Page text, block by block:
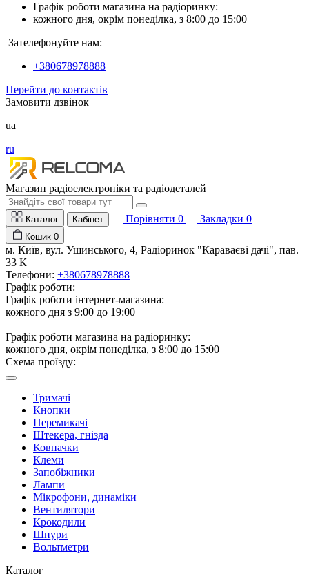
Графік роботи магазина на радіоринку:
кожного дня, окрім понеділка, з 8:00 до 15:00
Зателефонуйте нам:
+380678978888
Перейти до контактів
Замовити дзвінок
ua
ru
Магазин радіоелектроніки та радіодеталей
Каталог Кабінет Порівняти 0 Закладки 0
Кошик 0
м. Київ, вул. Ушинського, 4, Радіоринок "Караваєві дачі", пав.
33 К
Телефони: +380678978888
Графік роботи:
Графік роботи інтернет-магазина:
кожного дня з 9:00 до 19:00
Графік роботи магазина на радіоринку:
кожного дня, окрім понеділка, з 8:00 до 15:00
Схема проїзду:
Тримачі
Кнопки
Перемикачі
Штекера, гнізда
Ковпачки
Клеми
Запобіжники
Лампи
Мікрофони, динаміки
Вентилятори
Крокодили
Шнури
Вольтметри
Каталог